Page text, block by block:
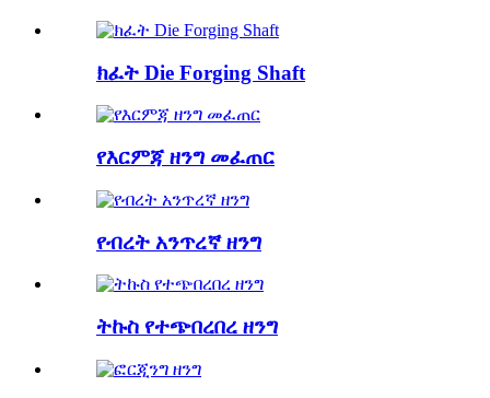
ክፈት Die Forging Shaft
የእርምጃ ዘንግ መፈጠር
የብረት አንጥረኛ ዘንግ
ትኩስ የተጭበረበረ ዘንግ